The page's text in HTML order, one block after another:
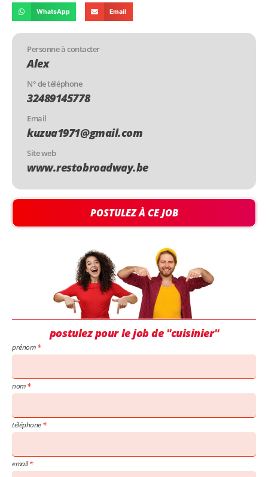
WhatsApp Email
Personne à contacter
Alex
N° de téléphone
32489145778
Email
kuzua1971@gmail.com
Site web
www.restobroadway.be
POSTULEZ À CE JOB
postulez pour le job de "cuisinier"
prénom
nom
téléphone
email